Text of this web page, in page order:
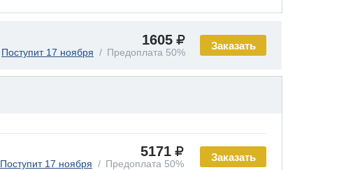
Заказать
1605
Поступит 17 ноября Предоплата 50%
Заказать
5171
Поступит 17 ноября Предоплата 50%